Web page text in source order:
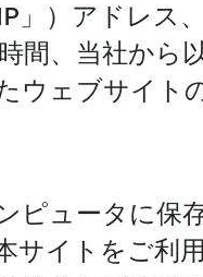
」）アドレス
間、当社から
ウェブサイト
ピュータに保
サイトをご利